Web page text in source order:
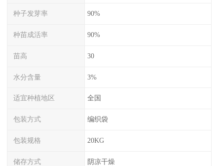
种子发芽率 90%
种苗成活率 90%
苗高 30
水分含量 3%
适宜种植地区 全国
包装方式 编织袋
包装规格 20KG
储存方式 阴凉干燥